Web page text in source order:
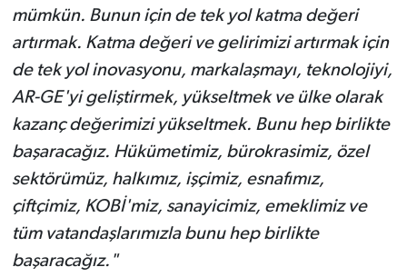
mümkün. Bunun için de tek yol katma değeri
artırmak. Katma değeri ve gelirimizi artırmak için
de tek yol inovasyonu, markalaşmayı, teknolojiyi,
AR-GE'yi geliştirmek, yükseltmek ve ülke olarak
kazanç değerimizi yükseltmek. Bunu hep birlikte
başaracağız. Hükümetimiz, bürokrasimiz, özel
sektörümüz, halkımız, işçimiz, esnafımız,
çiftçimiz, KOBİ'miz, sanayicimiz, emeklimiz ve
tüm vatandaşlarımızla bunu hep birlikte
başaracağız."